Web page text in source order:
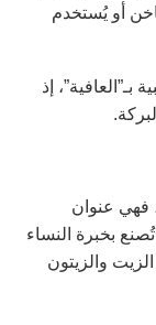
أو يُستخدم
إذ
فهي عنوان
بخبرة النساء
والزيتون